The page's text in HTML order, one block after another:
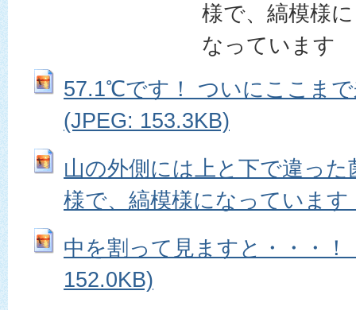
様で、縞模様に
なっています
57.1℃です！ ついにここま
(JPEG: 153.3KB)
山の外側には上と下で違っ
様で、縞模様になっていま
中を割って見ますと・・・！
152.0KB)